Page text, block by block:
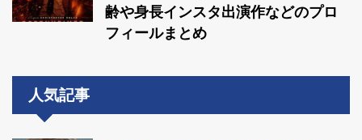
齢や身長インスタ出演作などのプロ
フィールまとめ
人気記事